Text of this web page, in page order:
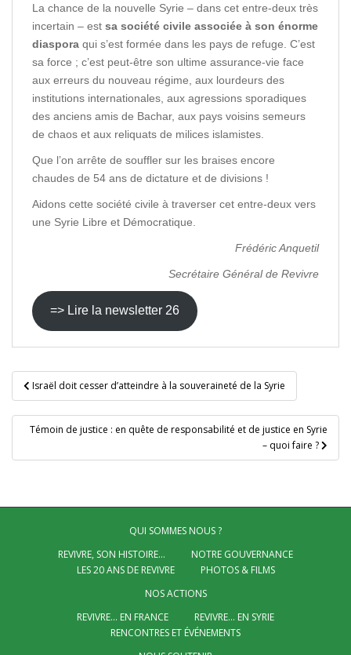
La chance de la nouvelle Syrie – dans cet entre-deux très
incertain – est sa société civile associée à son énorme
diaspora qui s’est formée dans les pays de refuge. C’est
sa force ; c’est peut-être son ultime assurance-vie face
aux erreurs du nouveau régime, aux lourdeurs des
institutions internationales, aux agressions sporadiques
des anciens amis de Bachar, aux pays voisins semeurs
de chaos et aux reliquats de milices islamistes.
Que l’on arrête de souffler sur les braises encore
chaudes de 54 ans de dictature et de divisions !
Aidons cette société civile à traverser cet entre-deux vers
une Syrie Libre et Démocratique.
Frédéric Anquetil
Secrétaire Général de Revivre
=> Lire la newsletter 26
Navigation
de
l’article
Israël doit cesser d’atteindre à la souveraineté de la Syrie
Témoin de justice : en quête de responsabilité et de justice en Syrie
– quoi faire ?
QUI SOMMES NOUS ?
REVIVRE, SON HISTOIRE…
NOTRE GOUVERNANCE
LES 20 ANS DE REVIVRE
PHOTOS & FILMS
NOS ACTIONS
REVIVRE… EN FRANCE
REVIVRE… EN SYRIE
RENCONTRES ET ÉVÉNEMENTS